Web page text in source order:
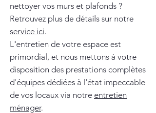
nettoyer vos murs et plafonds ?
Retrouvez plus de détails sur notre
service ici.
L'entretien de votre espace est
primordial, et nous mettons à votre
disposition des prestations complètes
d'équipes dédiées à l'état impeccable
de vos locaux via notre entretien
ménager.